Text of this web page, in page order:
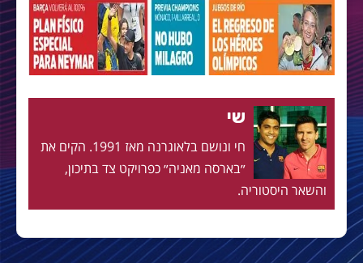
שי
חי ונושם בלאוגרנה מאז 1991. הקים את
״בארסה מאניה״ כפרויקט צד בתיכון,
והשאר היסטוריה.